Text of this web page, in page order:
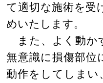
て適切な施術を受
めいたします。
また、よく動か
無意識に損傷部位
動作をしてしまい